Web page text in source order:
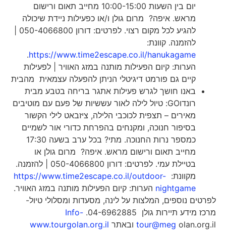
יום בין השעות 10:00-15:00 מחייב תאום ורישום
מראש. איפה? מרום גולן ו/או כפעילות ניידת שיכולה
להגיע לכל מקום רצוי. לפרטים: דורון 050-4066800 |
להזמנה. קוונת:
https://www.time2escape.co.il/hanukagame
.
הערות: קיום הפעילות מותנה במזג האוויר | לפעילות
קיים גם פורמט דיגיטלי הניתן להפעלה עצמאית מהבית
באנו חושך לגרש פעילות אתגר בריחה בטבע מבית
רונדוGO: טיול לילה לאור עששיות של פעם עם מוטיבים
מאירים – תצפית לכוכבי הלילה, ציזבאט לילי הקשור
בסיפור חנוכה, ומקנחים בהפרחת כדורי אור לשמיים
כמספר נרות החנוכה. מתי? בכל ערב בשעה 17:30
מחייב תאום ורישום מראש. איפה? מרום גולן או
בטיילת עמי. לפרטים: דורון 050-4066800 | להזמנה.
מקוונת:https://www.time2escape.co.il/outdoor-
nightgameהערות: קיום הפעילות מותנה במזג האוויר.
לפרטים נוספים, המלצות על לינה, מסעדות ומסלולי טיול-
מרכז מידע תיירות גולן 04-6962885.
Info-
tour@megolan.org.il ובאתר
www.tourgolan.org.il